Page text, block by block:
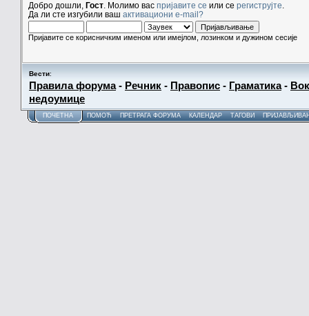
Добро дошли, Гост . Молимо вас пријавите се или се региструјте
Да ли сте изгубили ваш активациони e-mail?
Пријавите се корисничким именом или имејлом, лозинком и дужином сесије
Вести:
Правила форума- Речник - Правопис - Граматика-
недоумице
ПОЧЕТНА ПОМОЋ ПРЕТРАГА ФОРУМА КАЛЕНДАР ТАГОВИ